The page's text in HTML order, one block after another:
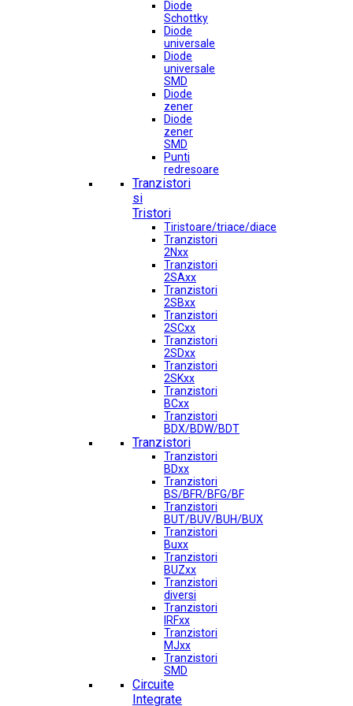
Diode
Schottky
Diode
universale
Diode
universale
SMD
Diode
zener
Diode
zener
SMD
Punti
redresoare
Tranzistori
si
Tristori
Tiristoare/triace/diace
Tranzistori
2Nxx
Tranzistori
2SAxx
Tranzistori
2SBxx
Tranzistori
2SCxx
Tranzistori
2SDxx
Tranzistori
2SKxx
Tranzistori
BCxx
Tranzistori
BDX/BDW/BDT
Tranzistori
Tranzistori
BDxx
Tranzistori
BS/BFR/BFG/BF
Tranzistori
BUT/BUV/BUH/BUX
Tranzistori
Buxx
Tranzistori
BUZxx
Tranzistori
diversi
Tranzistori
IRFxx
Tranzistori
MJxx
Tranzistori
SMD
Circuite
Integrate